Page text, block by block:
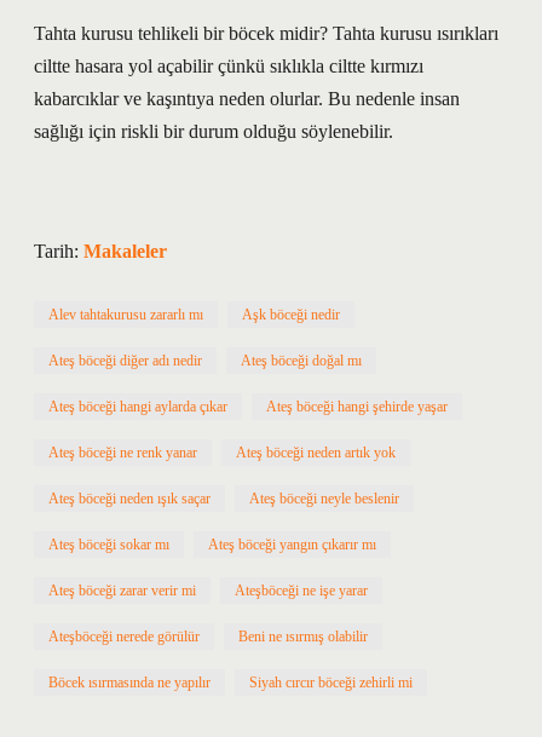
Tahta kurusu tehlikeli bir böcek midir? Tahta kurusu ısırıkları
ciltte hasara yol açabilir çünkü sıklıkla ciltte kırmızı
kabarcıklar ve kaşıntıya neden olurlar. Bu nedenle insan
sağlığı için riskli bir durum olduğu söylenebilir.
Tarih: Makaleler
Alev tahtakurusu zararlı mı Aşk böceği nedir
Ateş böceği diğer adı nedir Ateş böceği doğal mı
Ateş böceği hangi aylarda çıkar Ateş böceği hangi şehirde yaşar
Ateş böceği ne renk yanar Ateş böceği neden artık yok
Ateş böceği neden ışık saçar Ateş böceği neyle beslenir
Ateş böceği sokar mı Ateş böceği yangın çıkarır mı
Ateş böceği zarar verir mi Ateşböceği ne işe yarar
Ateşböceği nerede görülür Beni ne ısırmış olabilir
Böcek ısırmasında ne yapılır Siyah cırcır böceği zehirli mi